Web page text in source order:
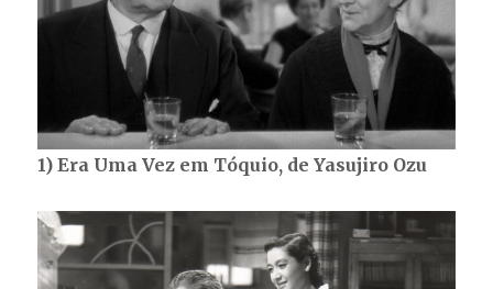
1) Era Uma Vez em Tóquio, de Yasujiro Ozu